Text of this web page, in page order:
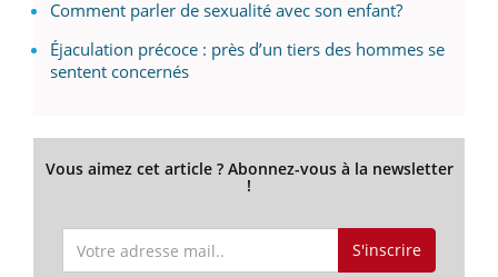
Comment parler de sexualité avec son enfant?
Éjaculation précoce : près d’un tiers des hommes se
sentent concernés
Vous aimez cet article ? Abonnez-vous à la newsletter
!
S'inscrire